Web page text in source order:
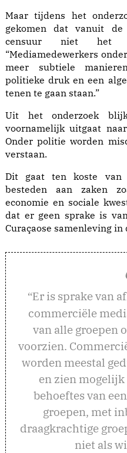
Maar tijdens het
gekomen dat vanuit de
censuur niet het
“Mediamedewerkers
meer subtiele
politieke druk en een
tenen te gaan staan.”
Uit het onderzoek
voornamelijk uitgaat
Onder politie worden
verstaan.
Dit gaat ten koste van
besteden aan zaken
economie en sociale
dat er geen sprake is
Curaçaose samenleving in
“Er is sprake van
commerciële
van alle groepen
voorzien.
worden meestal
en zien
behoeftes van
groepen, met
draagkrachtige
niet als